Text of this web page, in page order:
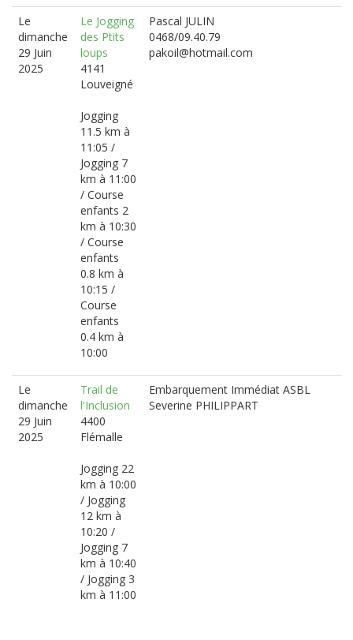
Le
dimanche
29 Juin
2025
Le Jogging
des Ptits
loups
4141
Louveigné
Jogging
11.5 km à
11:05 /
Jogging 7
km à 11:00
/ Course
enfants 2
km à 10:30
/ Course
enfants
0.8 km à
10:15 /
Course
enfants
0.4 km à
10:00
Pascal JULIN
0468/09.40.79
pakoil@hotmail.com
Le
dimanche
29 Juin
2025
Trail de
l'Inclusion
4400
Flémalle
Jogging 22
km à 10:00
/ Jogging
12 km à
10:20 /
Jogging 7
km à 10:40
/ Jogging 3
km à 11:00
Embarquement Immédiat ASBL
Severine PHILIPPART